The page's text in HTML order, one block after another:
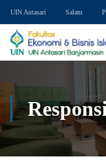
UIN Antasari Salam